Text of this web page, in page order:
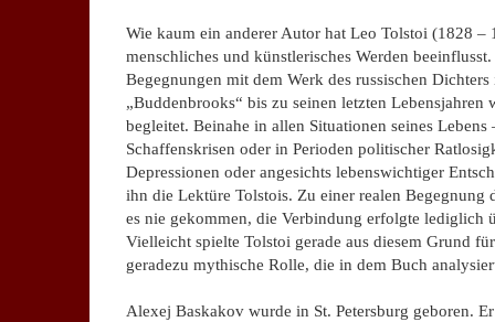
Wie kaum ein anderer Autor hat Leo Tolstoi (1828 –
menschliches und künstlerisches Werden
Begegnungen mit dem Werk des russischen
„Buddenbrooks“ bis zu seinen letzten Lebensjahren
begleitet. Beinahe in allen Situationen seines Lebens
Schaffenskrisen oder in Perioden politischer
Depressionen oder angesichts lebenswichtiger
ihn die Lektüre Tolstois. Zu einer realen Begegnung
es nie gekommen, die Verbindung erfolgte lediglich
Vielleicht spielte Tolstoi gerade aus diesem Grund
geradezu mythische Rolle, die in dem Buch
Alexej Baskakov wurde in St. Petersburg geboren.